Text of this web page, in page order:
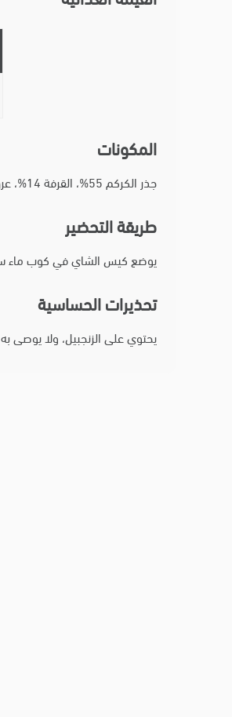
المكونات
جذر الكركم 55%، القرفة 14%، عرق سوس، زنجبيل 7%، الهيل 3%، فلفل أسود، تفاح، الشمر، فلور الكاكاو، القرنفل.
طريقة التحضير
يوضع كيس الشاي في كوب ماء
تحذيرات الحساسية
يحتوي على الزنجبيل، ولا يوصى